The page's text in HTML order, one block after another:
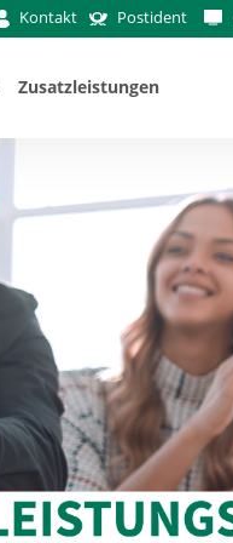
Kontakt Postident
Zusatzleistungen